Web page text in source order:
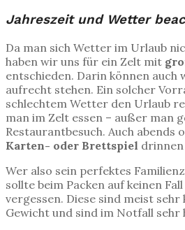
Jahreszeit und Wetter
Da man sich Wetter im Urlaub
haben wir uns für ein Zelt mit
entschieden. Darin können auch
aufrecht stehen. Ein solcher
schlechtem Wetter den Urlaub
man im Zelt essen – außer man
Restaurantbesuch. Auch abends
Karten- oder Brettspiel
Wer also sein perfektes
sollte beim Packen auf keinen
vergessen. Diese sind meist sehr
Gewicht und sind im Notfall sehr